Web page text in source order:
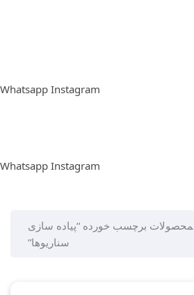
Whatsapp Instagram
Whatsapp Instagram
محصولات برچسب خورده “پیاده سازی
سناریوها”